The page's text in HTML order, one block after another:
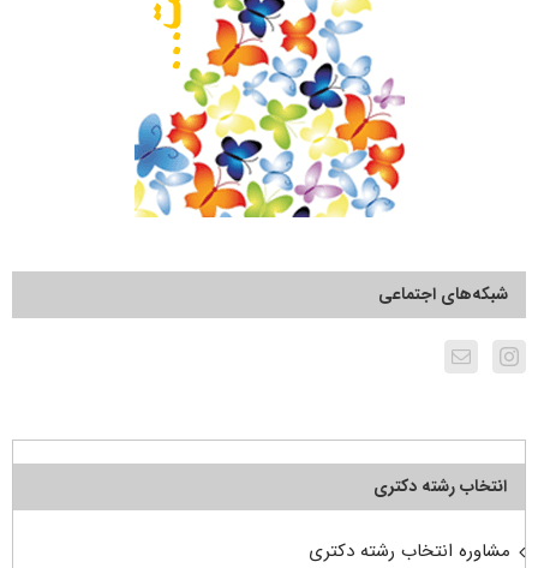
شبکه‌های اجتماعی
انتخاب رشته دکتری
مشاوره انتخاب رشته دکتری